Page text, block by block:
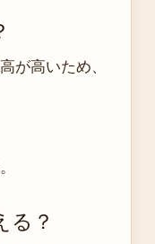
が高いため、
る？